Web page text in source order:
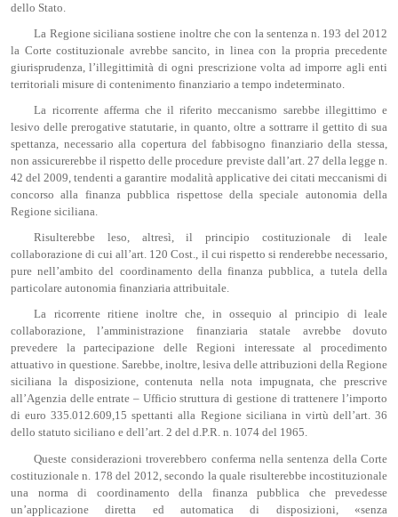
dello Stato.
La Regione siciliana sostiene inoltre che con la sentenza n. 193 del 2012
la Corte costituzionale avrebbe sancito, in linea con la propria precedente
giurisprudenza, l’illegittimità di ogni prescrizione volta ad imporre agli enti
territoriali misure di contenimento finanziario a tempo indeterminato.
La ricorrente afferma che il riferito meccanismo sarebbe illegittimo e
lesivo delle prerogative statutarie, in quanto, oltre a sottrarre il gettito di sua
spettanza, necessario alla copertura del fabbisogno finanziario della stessa,
non assicurerebbe il rispetto delle procedure previste dall’art. 27 della legge n.
42 del 2009, tendenti a garantire modalità applicative dei citati meccanismi di
concorso alla finanza pubblica rispettose della speciale autonomia della
Regione siciliana.
Risulterebbe leso, altresì, il principio costituzionale di leale
collaborazione di cui all’art. 120 Cost., il cui rispetto si renderebbe necessario,
pure nell’ambito del coordinamento della finanza pubblica, a tutela della
particolare autonomia finanziaria attribuitale.
La ricorrente ritiene inoltre che, in ossequio al principio di leale
collaborazione, l’amministrazione finanziaria statale avrebbe dovuto
prevedere la partecipazione delle Regioni interessate al procedimento
attuativo in questione. Sarebbe, inoltre, lesiva delle attribuzioni della Regione
siciliana la disposizione, contenuta nella nota impugnata, che prescrive
all’Agenzia delle entrate – Ufficio struttura di gestione di trattenere l’importo
di euro 335.012.609,15 spettanti alla Regione siciliana in virtù dell’art. 36
dello statuto siciliano e dell’art. 2 del d.P.R. n. 1074 del 1965.
Queste considerazioni troverebbero conferma nella sentenza della Corte
costituzionale n. 178 del 2012, secondo la quale risulterebbe incostituzionale
una norma di coordinamento della finanza pubblica che prevedesse
un’applicazione diretta ed automatica di disposizioni, «senza